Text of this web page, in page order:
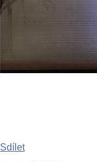
Sdílet